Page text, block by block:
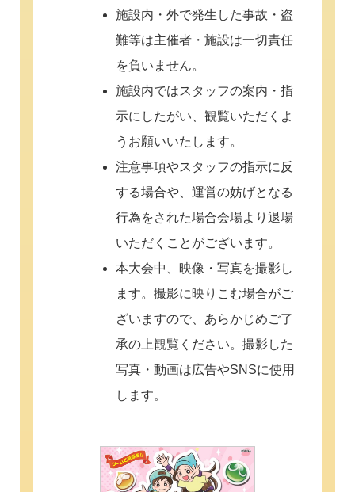
施設内・外で発生した事故・盗
難等は主催者・施設は一切責任
を負いません。
施設内ではスタッフの案内・指
示にしたがい、観覧いただくよ
うお願いいたします。
注意事項やスタッフの指示に反
する場合や、運営の妨げとなる
行為をされた場合会場より退場
いただくことがございます。
本大会中、映像・写真を撮影し
ます。撮影に映りこむ場合がご
ざいますので、あらかじめご了
承の上観覧ください。撮影した
写真・動画は広告やSNSに使用
します。